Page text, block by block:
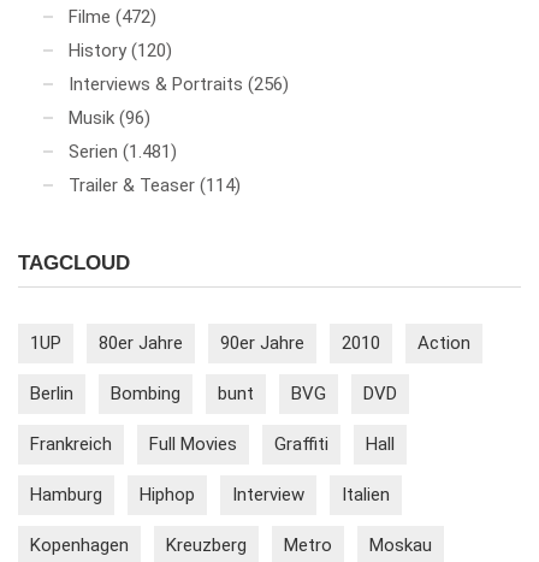
Filme (472)
History (120)
Interviews & Portraits (256)
Musik (96)
Serien (1.481)
Trailer & Teaser (114)
TAGCLOUD
1UP 80er Jahre 90er Jahre 2010 Action
Berlin Bombing bunt BVG DVD
Frankreich Full Movies Graffiti Hall
Hamburg Hiphop Interview Italien
Kopenhagen Kreuzberg Metro Moskau